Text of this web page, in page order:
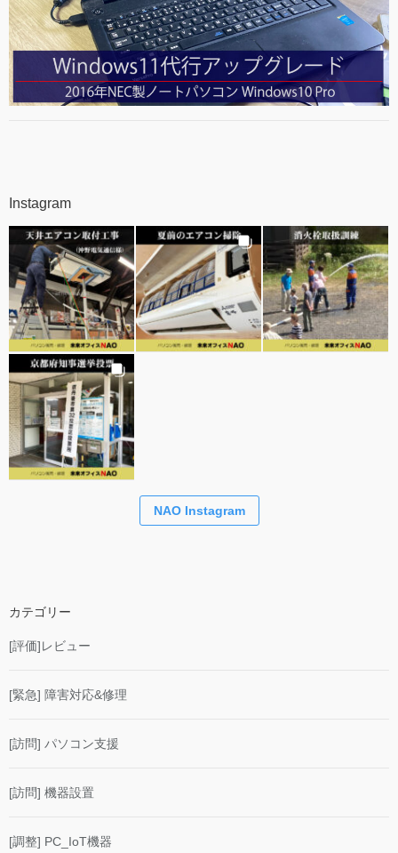
Instagram
NAO Instagram
カテゴリー
[評価]レビュー
[緊急] 障害対応&修理
[訪問] パソコン支援
[訪問] 機器設置
[調整] PC_IoT機器